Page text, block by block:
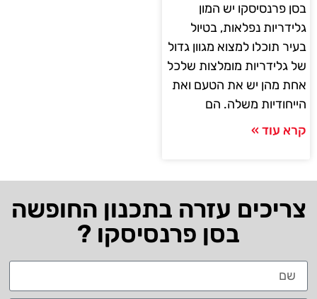
בסן פרנסיסקו יש המון
גלידריות נפלאות, בטיול
בעיר תוכלו למצוא מגוון גדול
של גלידריות מומלצות שלכל
אחת מהן יש את הטעם ואת
הייחודיות משלה. הם
קרא עוד »
צריכים עזרה בתכנון החופשה
בסן פרנסיסקו ?